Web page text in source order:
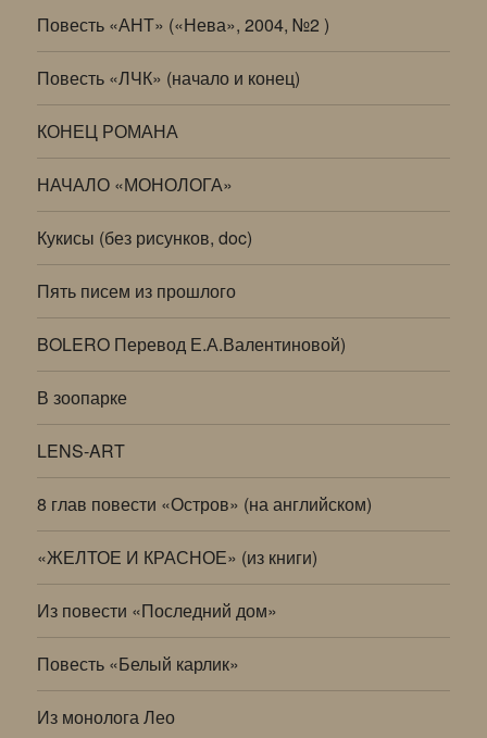
Повесть «АНТ» («Нева», 2004, №2 )
Повесть «ЛЧК» (начало и конец)
КОНЕЦ РОМАНА
НАЧАЛО «МОНОЛОГА»
Кукисы (без рисунков, doc)
Пять писем из прошлого
BOLERO Перевод Е.А.Валентиновой)
В зоопарке
LENS-ART
8 глав повести «Остров» (на английском)
«ЖЕЛТОЕ И КРАСНОЕ» (из книги)
Из повести «Последний дом»
Повесть «Белый карлик»
Из монолога Лео